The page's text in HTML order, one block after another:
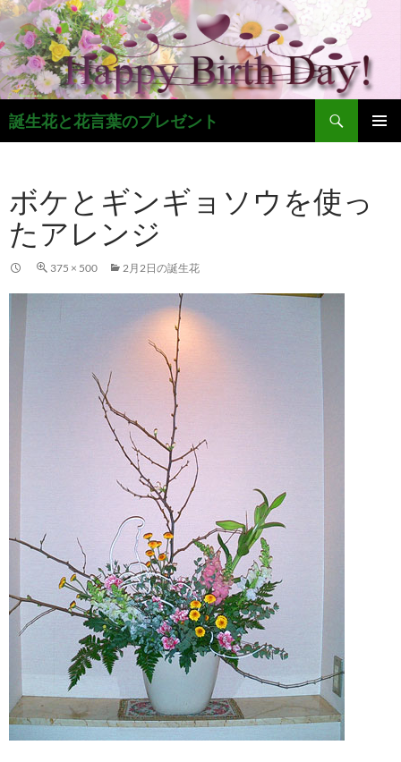
コ
ン
テ
ン
ツ
へ
ス
プ
誕生花と花言葉のプレゼント
検
索
ボケとギンギョソウを使っ
たアレンジ
375 × 500 2月2日の誕生花